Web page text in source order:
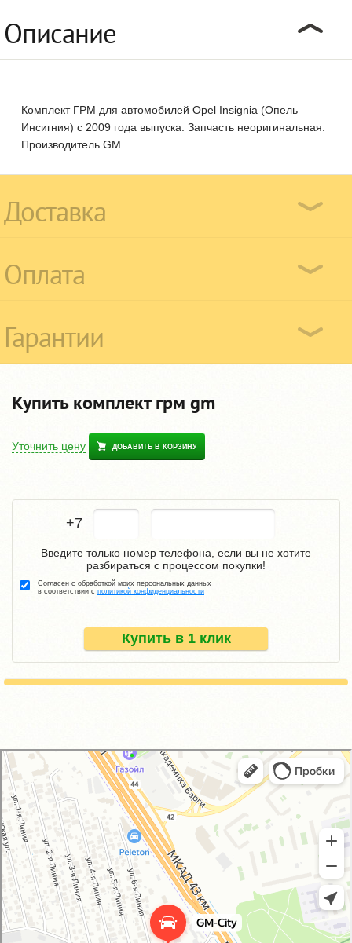
Описание
Комплект ГРМ для автомобилей Opel Insignia (Опель
Инсигния) с 2009 года выпуска. Запчасть неоригинальная.
Производитель GM.
Доставка
Оплата
Гарантии
Купить комплект грм gm
Уточнить цену ДОБАВИТЬ В КОРЗИНУ
+7
Купить в 1 клик
Введите только номер телефона, если вы не хотите
разбираться с процессом покупки!
Согласен с обработкой моих персональных данных
в соответствии с политикой конфиденциальности
GM-City&VAG-Repair
Автосервис, автотехцентр в Москве
Магазин автозапчастей и автотоваров в Москве